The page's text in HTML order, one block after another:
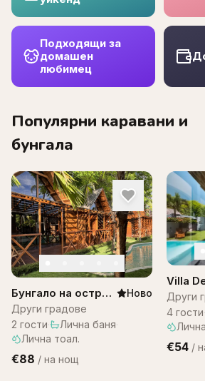
Подходящи за
домашен
любимец
Популярни каравани и
бунгала
Бунгало на остров
Бали в комплекс
Bali Lagoon
Ново
Други градове
2 гости· Лична баня·
Лична тоал.
€88 / на нощ
Villa
Други
4 гости·
€54 /